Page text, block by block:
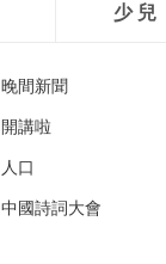
少 兒
晚間新聞
開講啦
人口
中國詩詞大會